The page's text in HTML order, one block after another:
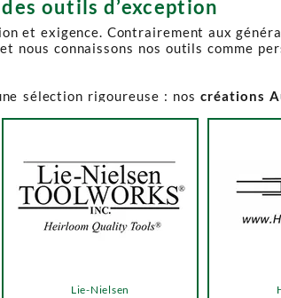
outils d’exception
et exigence. Contrairement aux
nous connaissons nos outils comme
sélection rigoureuse : noscréations
réapprovisionnement. Les délais
Pour affiner votre recherche, utilisez
Lie-Nielsen